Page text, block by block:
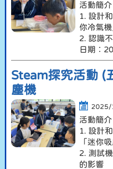
活動簡介
1. 設計
你冷氣機
2. 認識
日期
Steam探究活動 (
塵機
2025/
活動簡介
1. 設計
「迷你吸
2. 測試
的影響